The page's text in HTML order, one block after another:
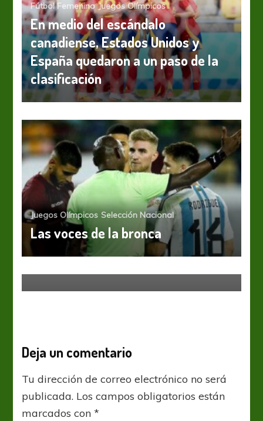
Fútbol Femenino Juegos Olímpicos
En medio del escándalo
canadiense, Estados Unidos y
España quedaron a un paso de la
clasificación
Juegos Olímpicos Selección Nacional
Las voces de la bronca
Juegos Olímpicos Selección Nacional
Preolímpico 2020: ¡Campeones a
Deja un comentario
Tu dirección de correo electrónico no será
publicada. Los campos obligatorios están
marcados con*